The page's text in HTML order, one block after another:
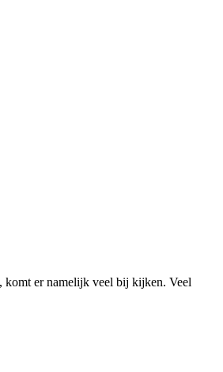
komt er namelijk veel bij kijken. Veel